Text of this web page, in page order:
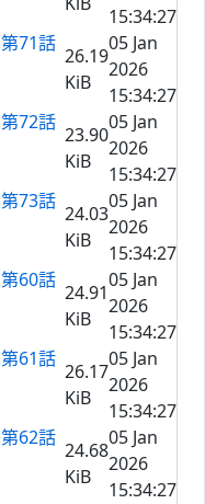
15:34:27
71話
26.19
KiB
05 Jan
2026
15:34:27
72話
23.90
KiB
05 Jan
2026
15:34:27
73話
24.03
KiB
05 Jan
2026
15:34:27
60話
24.91
KiB
05 Jan
2026
15:34:27
61話
26.17
KiB
05 Jan
2026
15:34:27
62話
24.68
KiB
05 Jan
2026
15:34:27